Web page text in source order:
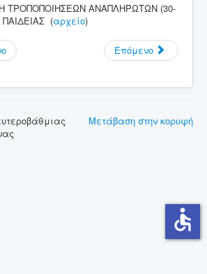
ΤΡΟΠΟΠΟΙΗΣΕΩΝ ΑΝΑΠΛΗΡΩΤΩΝ (30-
ΠΑΙΔΕΙΑΣ (αρχείο)
Επόμενο
Μετάβαση στην κορυφή
accessible